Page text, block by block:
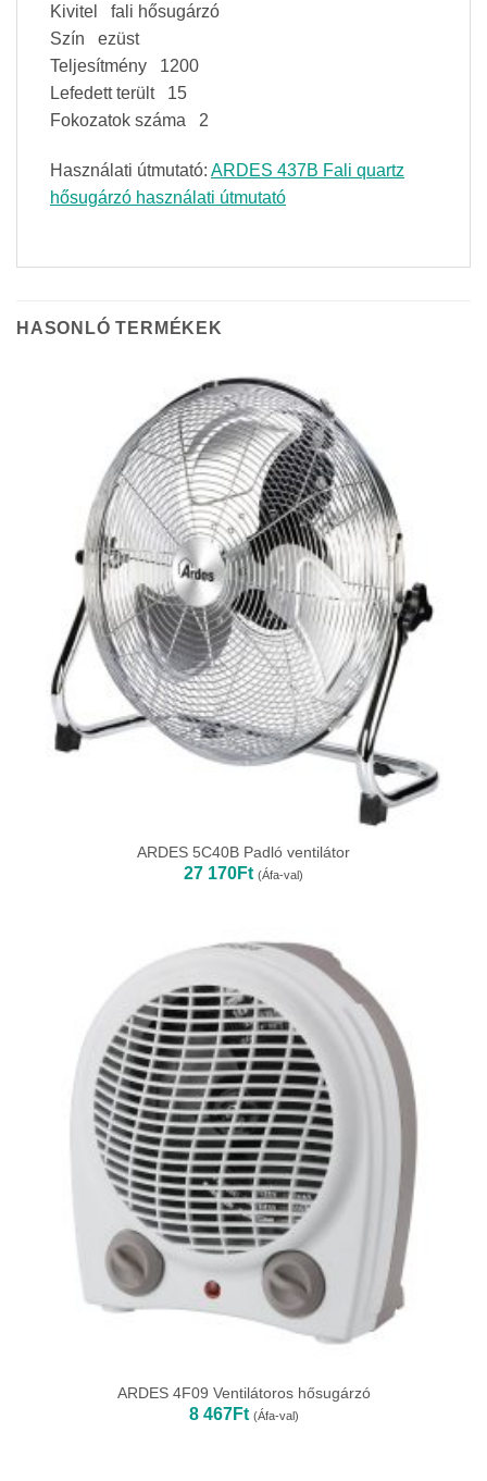
Kivitel fali hősugárzó
Szín ezüst
Teljesítmény 1200
Lefedett terült 15
Fokozatok száma 2
Használati útmutató: ARDES 437B Fali quartz
hősugárzó használati útmutató
HASONLÓ TERMÉKEK
ARDES 5C40B Padló ventilátor
27 170Ft (Áfa-val)
ARDES 4F09 Ventilátoros hősugárzó
8 467Ft (Áfa-val)